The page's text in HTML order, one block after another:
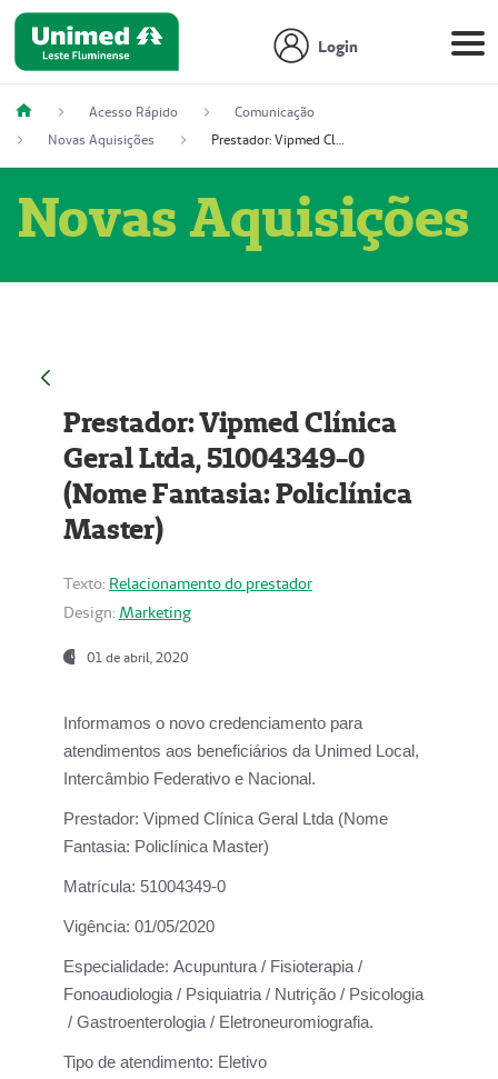
Login
Acesso Rápido
Comunicação
Novas Aquisições
Prestador: Vipmed Clínica Geral Ltda, 51004349-0 (Nome Fantasia: Policlínica Master)
Novas Aquisições
Prestador: Vipmed Clínica
Geral Ltda, 51004349-0
(Nome Fantasia: Policlínica
Master)
Texto: Relacionamento do prestador
Design: Marketing
01 de abril, 2020
Informamos o novo credenciamento para
atendimentos aos beneficiários da Unimed Local,
Intercâmbio Federativo e Nacional.
Prestador: Vipmed Clínica Geral Ltda (Nome
Fantasia: Policlínica Master)
Matrícula: 51004349-0
Vigência: 01/05/2020
Especialidade: Acupuntura / Fisioterapia /
Fonoaudiologia / Psiquiatria / Nutrição / Psicologia
/ Gastroenterologia / Eletroneuromiografia.
Tipo de atendimento: Eletivo